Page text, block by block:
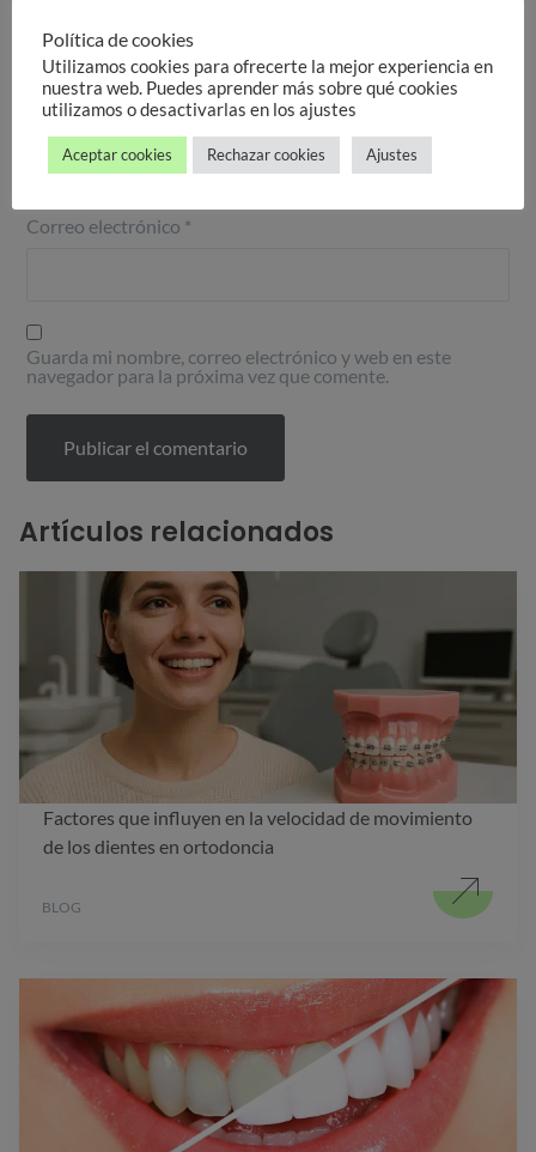
Nombre*
Correo electrónico *
Guarda mi nombre, correo electrónico y web en este
navegador para la próxima vez que comente.
Artículos relacionados
Factores que influyen en la velocidad de movimiento
de los dientes en ortodoncia
BLOG
Política de cookies
Utilizamos cookies para ofrecerte la mejor experiencia en
nuestra web. Puedes aprender más sobre qué cookies
utilizamos o desactivarlas en los ajustes
Aceptar cookies Rechazar cookies Ajustes